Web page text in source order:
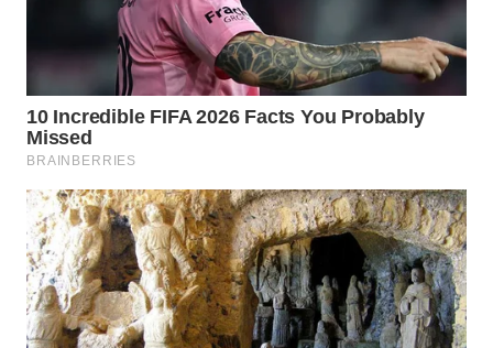
KARAWANG
WN
BEKASI
WN
WN
DEPOK
WN
TAPANULI